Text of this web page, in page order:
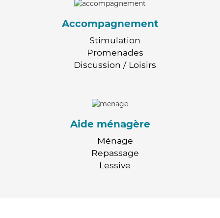
Accompagnement
Stimulation
Promenades
Discussion / Loisirs
Aide ménagère
Ménage
Repassage
Lessive